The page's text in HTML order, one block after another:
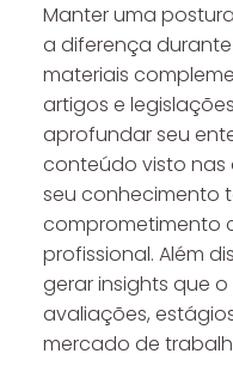
Manter uma
a diferença
materiais
artigos e
aprofundar seu
conteúdo visto nas
seu conhecimento
comprometimento
profissional. Além
gerar insights que
avaliações,
mercado de